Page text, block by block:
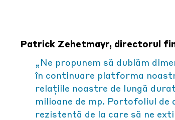
Patrick Zehetmayr, directorul
„Ne propunem să dublăm
în continuare platforma
relațiile noastre de lungă
milioane de mp. Portofoliul
rezistentă de la care să ne